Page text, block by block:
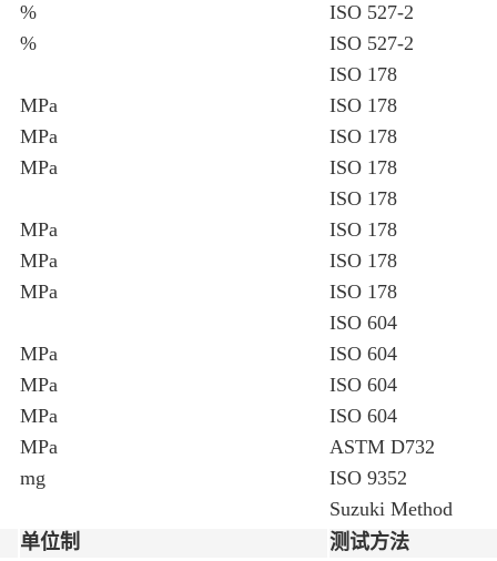
%
ISO 527-2
%
ISO 527-2
ISO 178
MPa
ISO 178
MPa
ISO 178
MPa
ISO 178
ISO 178
MPa
ISO 178
MPa
ISO 178
MPa
ISO 178
ISO 604
MPa
ISO 604
MPa
ISO 604
MPa
ISO 604
MPa
ASTM D732
mg
ISO 9352
Suzuki Method
单位制
测试方法